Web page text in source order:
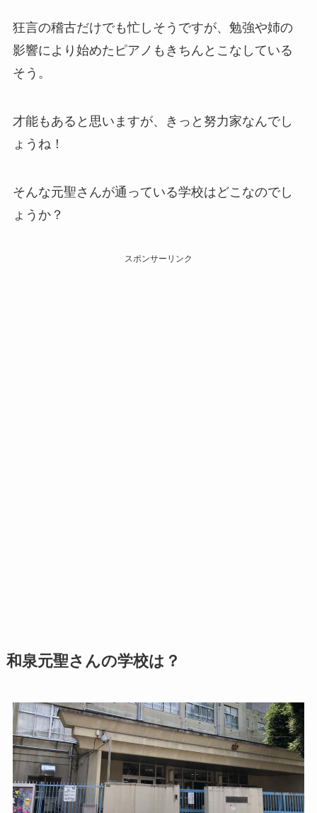
狂言の稽古だけでも忙しそうですが、勉強や姉の
影響により始めたピアノもきちんとこなしている
そう。
才能もあると思いますが、きっと努力家なんでし
ょうね！
そんな元聖さんが通っている学校はどこなのでし
ょうか？
スポンサーリンク
和泉元聖さんの学校は？